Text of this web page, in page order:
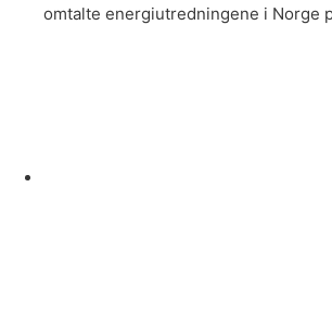
omtalte energiutredningene i Norge